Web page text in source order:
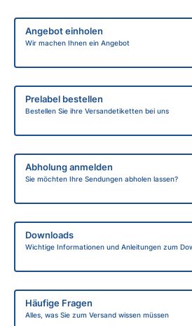
Angebot einholen
Wir machen Ihnen ein Angebot
Prelabel bestellen
Bestellen Sie ihre Versandetiketten bei uns
Abholung anmelden
Sie möchten Ihre Sendungen abholen lassen?
Downloads
Wichtige Informationen und Anleitungen zum
Häufige Fragen
Alles, was Sie zum Versand wissen müssen